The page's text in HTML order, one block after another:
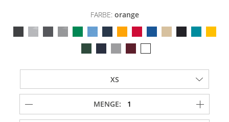
FARBE: orange
MENGE: